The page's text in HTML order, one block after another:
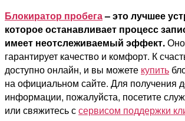
Блокиратор пробега– это лучшее
которое останавливает процесс
имеет неотслеживаемый эффект.
гарантирует качество и комфорт. К
доступно онлайн, и вы можете купить
на официальном сайте. Для получения
информации, пожалуйста, посетите
или свяжитесь ссервисом поддержки